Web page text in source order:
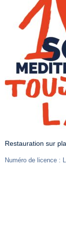
Restauration sur
Numéro de licence :